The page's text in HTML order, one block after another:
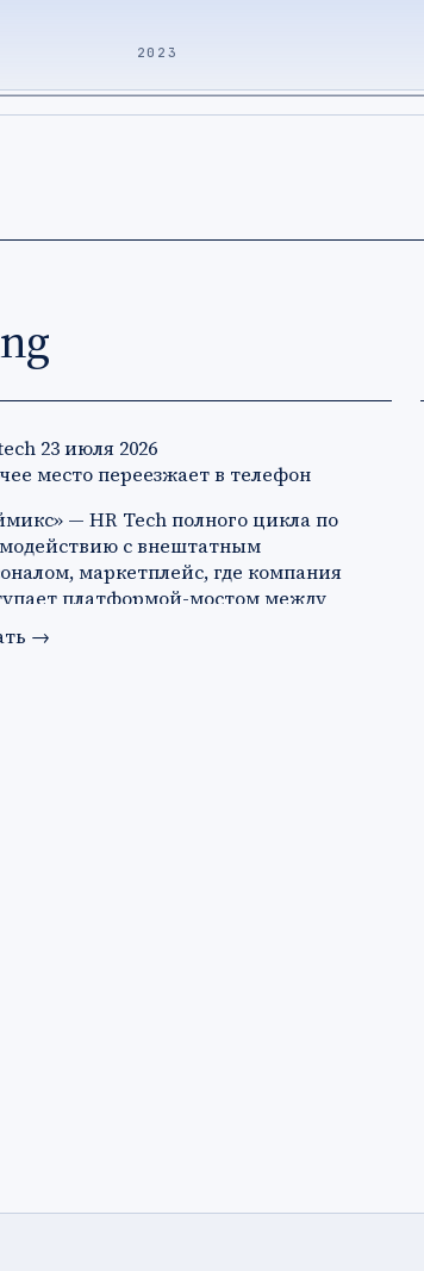
2023
23 июля 2026
место переезжает в телефон
— HR Tech полного цикла по
с внештатным
маркетплейс, где компания
платформой-мостом между
→